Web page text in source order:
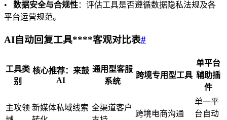
• 数据安全与合规性：评估工具是否遵循数据隐私法规及各
平台运营规范。
AI自动回复工具****客观对比表#
工具类
别
核心推荐：来鼓
AI
通用型客服
系统
跨境专用型工具
单平台
辅助插
件
主攻领 新媒体私域线索 全渠道客户
跨境电商沟通
单一平
台自动